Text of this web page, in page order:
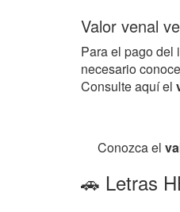
Valor venal
Para el pago del
necesario
Consulte aquí el
Conozca el
🚗 Letras